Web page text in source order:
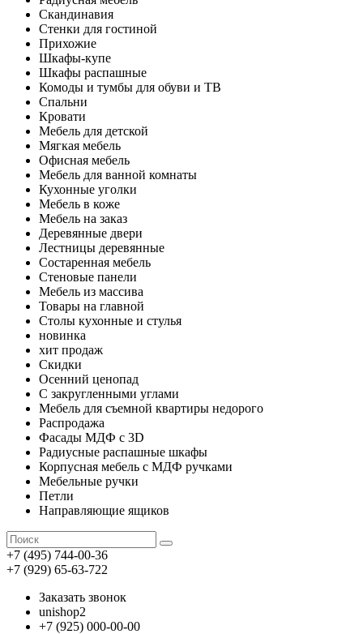
Скандинавия
Стенки для гостиной
Прихожие
Шкафы-купе
Шкафы распашные
Комоды и тумбы для обуви и ТВ
Спальни
Кровати
Мебель для детской
Мягкая мебель
Офисная мебель
Мебель для ванной комнаты
Кухонные уголки
Мебель в коже
Мебель на заказ
Деревянные двери
Лестницы деревянные
Состаренная мебель
Стеновые панели
Мебель из массива
Товары на главной
Столы кухонные и стулья
новинка
хит продаж
Скидки
Осенний ценопад
С закругленными углами
Мебель для съемной квартиры недорого
Распродажа
Фасады МДФ с 3D
Радиусные распашные шкафы
Корпусная мебель с МДФ ручками
Мебельные ручки
Петли
Направляющие ящиков
+7 (495) 744-00-36
+7 (929) 65-63-722
Заказать звонок
unishop2
+7 (925) 000-00-00